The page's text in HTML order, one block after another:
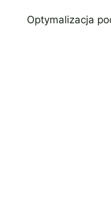
Optymalizacja